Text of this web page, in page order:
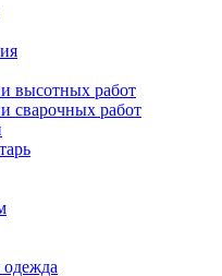
высотных работ
сварочных работ